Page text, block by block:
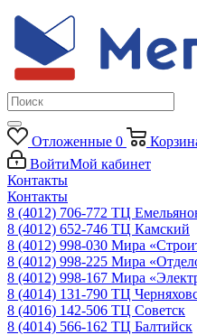
Отложенные 0
ВойтиМой кабинет
Контакты
Контакты
8 (4012) 706-772 ТЦ
8 (4012) 652-746 ТЦ Камский
8 (4012) 998-030 Мира
8 (4012) 998-225 Мира
8 (4012) 998-167 Мира
8 (4014) 131-790 ТЦ
8 (4016) 142-506 ТЦ Советск
8 (4014) 566-162 ТЦ Балтийск